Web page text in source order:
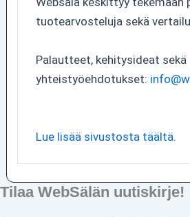
tuotearvosteluja sekä
Palautteet, kehitysideat sekä
yhteistyöehdotukset:
Lue lisää sivustosta täältä.
Tilaa WebSälän uutiskirje!